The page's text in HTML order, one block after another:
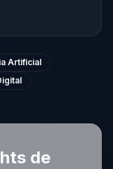
Artificial
de